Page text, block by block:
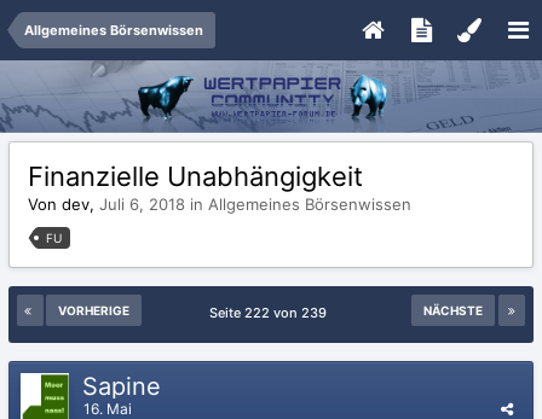
Allgemeines Börsenwissen
Finanzielle Unabhängigkeit
Von dev, Juli 6, 2018 in Allgemeines Börsenwissen
FU
VORHERIGE NÄCHSTE
Seite 222 von 239
Sapine
16. Mai